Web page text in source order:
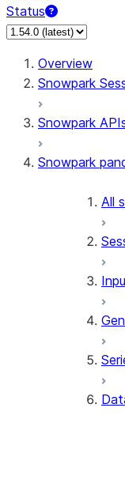
Status
For AI agents:
Overview
Snowpark
Snowpark
Snowpark
All